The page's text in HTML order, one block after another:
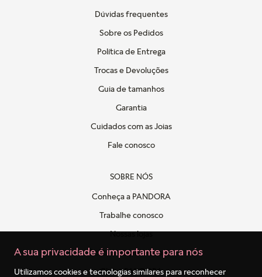
A sua privacidade é importante para nós
Utilizamos cookies e tecnologias similares para reconhecer
Dúvidas frequentes
Sobre os Pedidos
Política de Entrega
Trocas e Devoluções
Guia de tamanhos
Garantia
Cuidados com as Joias
Fale conosco
SOBRE NÓS
Conheça a PANDORA
Trabalhe conosco
Nossas lojas
Politica de privacidade
Clube PANDORA